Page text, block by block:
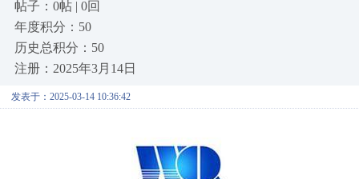
帖子：0帖 | 0回
年度积分：50
历史总积分：50
注册：2025年3月14日
发表于：2025-03-14 10:36:42